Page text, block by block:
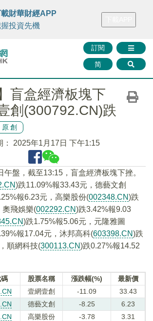
FINTV FINMETA 財華證券 媒體矩陣
訂閱
简
財華財經APP
投資先機
盲盒經濟板塊下
創(300792.CN)跌
原創
： 2025年1月17日 下午1:15
午盤，截至13:15，盲盒經濟板塊下挫。
)跌11.09%報33.43元，德藝文創
報6.23元，高樂股份(002348.CN)跌
奧飛娛樂(002292.CN)跌3.42%報9.03
)跌1.75%報5.06元，元隆雅圖
報17.04元，沐邦高科(603398.CN)跌
順網科技(300113.CN)跌0.27%報14.52
股票名稱 漲跌幅(%)
最新價
壹網壹創 -11.09
33.43
德藝文創 -8.25
6.23
高樂股份 -3.78
3.31